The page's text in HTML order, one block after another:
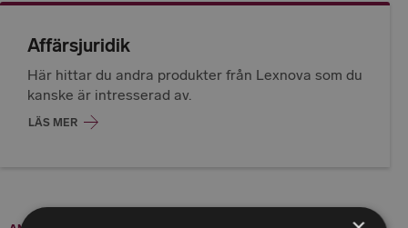
Affärsjuridik
Här hittar du andra produkter från Lexnova som du
kanske är intresserad av.
LÄS MER